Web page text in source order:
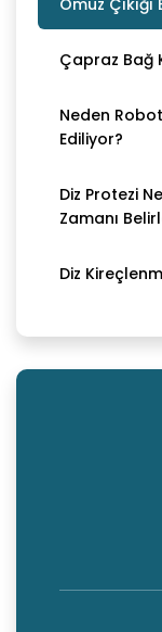
Omuz
Çapraz Bağ
Neden
Ediliyor?
Diz Protezi
Zamanı
Diz